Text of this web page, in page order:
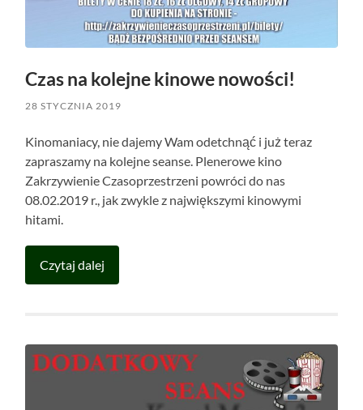
Czas na kolejne kinowe nowości!
28 STYCZNIA 2019
Kinomaniacy, nie dajemy Wam odetchnąć i już teraz
zapraszamy na kolejne seanse. Plenerowe kino
Zakrzywienie Czasoprzestrzeni powróci do nas
08.02.2019 r., jak zwykle z największymi kinowymi
hitami.
Czytaj dalej